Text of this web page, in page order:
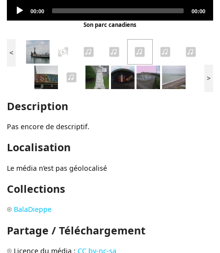
Player
Current
00:00
Total
00:00
Son parc canadiens
<
>
Description
Pas encore de descriptif.
Localisation
Le média n’est pas géolocalisé
Collections
BalaDieppe
Partage / Téléchargement
Licence du média : CC by-nc-sa